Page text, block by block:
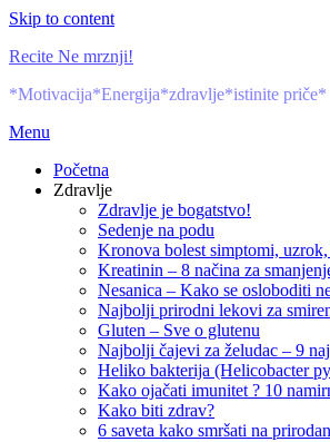
Skip to content
Recite Ne mrznji!
*Motivacija*Energija*zdravlje*istinite priče*
Menu
Početna
Zdravlje
Zdravlje je bogatstvo!
Sedenje na podu
Kronova bolest simptomi, uzrok,
Kreatinin – 8 načina za
Nesanica – Kako se osloboditi
Najbolji prirodni lekovi za
Gluten – Sve o glutenu
Najbolji čajevi za želudac – 9
Heliko bakterija (Helicobacter
Kako ojačati imunitet ? 10
Kako biti zdrav?
6 saveta kako smršati na